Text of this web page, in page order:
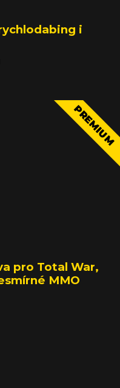
i
PREMIUM
pro Total War,
MMO